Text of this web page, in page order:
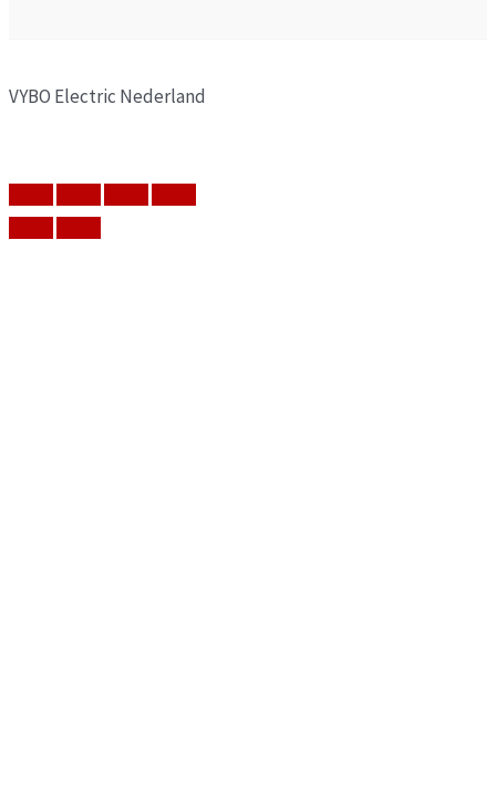
VYBO Electric Nederland